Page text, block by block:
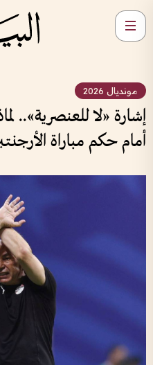
مونديال 2026
إشارة «لا
أمام حكم مباراة